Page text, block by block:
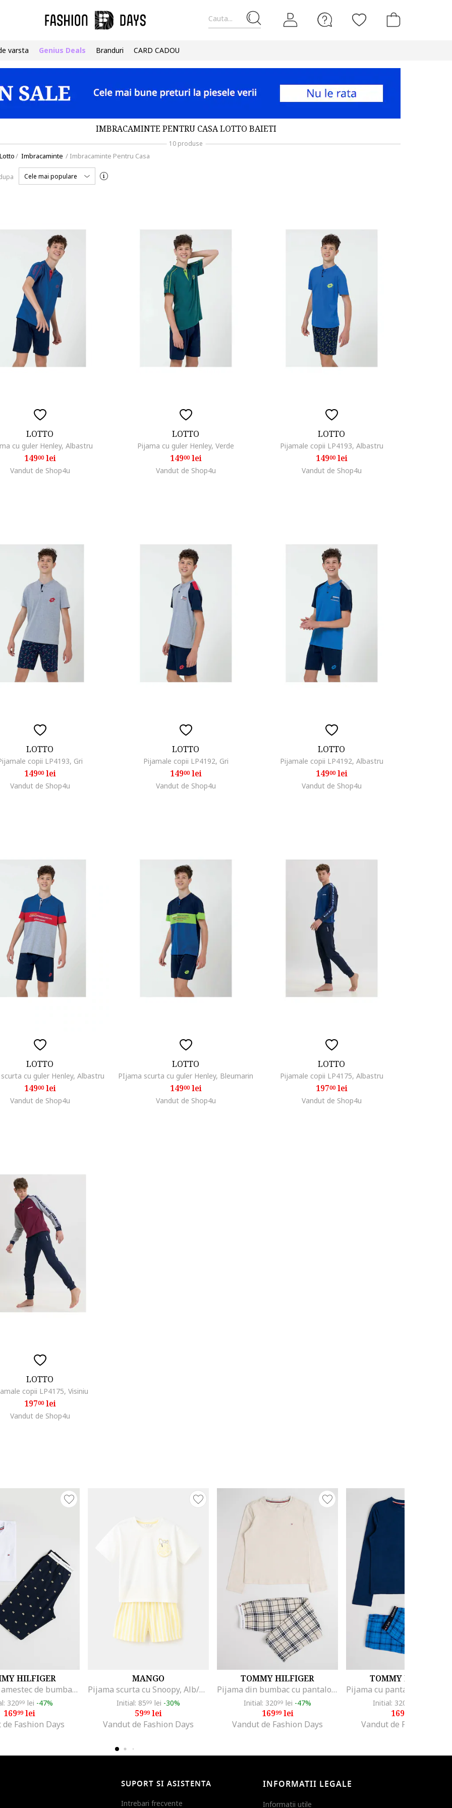
Cauta...
varsta Genius Deals Branduri CARD CADOU
IMBRACAMINTE PENTRU CASA LOTTO BAIETI
10 produse
Lotto/ Imbracaminte / Imbracaminte Pentru Casa
Cele mai populare
LOTTO
cu guler Henley, Albastru
14900lei
Vandut de Shop4u
LOTTO
Pijama cu guler Henley, Verde
14900lei
Vandut de Shop4u
LOTTO
Pijamale copii LP4193, Albastru
14900lei
Vandut de Shop4u
LOTTO
copii LP4193, Gri
14900lei
Vandut de Shop4u
LOTTO
Pijamale copii LP4192, Gri
14900lei
Vandut de Shop4u
LOTTO
Pijamale copii LP4192, Albastru
14900lei
Vandut de Shop4u
LOTTO
cu guler Henley, Albastru
14900lei
Vandut de Shop4u
LOTTO
PIjama scurta cu guler Henley, Bleumarin
14900lei
Vandut de Shop4u
LOTTO
Pijamale copii LP4175, Albastru
19700lei
Vandut de Shop4u
LOTTO
copii LP4175, Visiniu
19700lei
Vandut de Shop4u
HILFIGER
Pijama din amestec de bumbac cu pantaloni lungi, Alb/Bleumarin
32099 lei -47%
16999lei
Fashion Days
MANGO
Pijama scurta cu Snoopy, Alb/Galben
Initial: 8599 lei -30%
5999lei
Vandut de Fashion Days
TOMMY HILFIGER
Pijama din bumbac cu pantaloni in carouri, Alb fildes/Negru
Initial: 32099 lei -47%
16999lei
Vandut de Fashion Days
TOMMY HILFIGER
Initial: 320
16999
Vandut de Fashion Days
SUPORT SI ASISTENTA
Intrebari frecvente
INFORMATII LEGALE
Informatii utile